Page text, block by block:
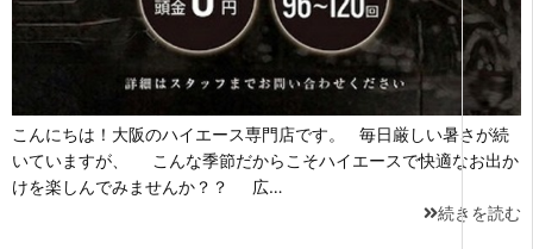
こんにちは！大阪のハイエース専門店です。 毎日厳しい暑さが続
いていますが、 こんな季節だからこそハイエースで快適なお出か
けを楽しんでみませんか？？ 広…
続きを読む